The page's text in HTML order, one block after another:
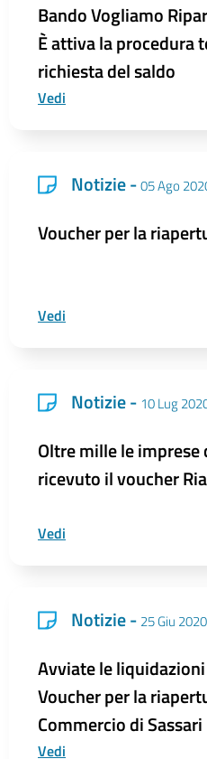
Bando Vogliamo
È attiva la procedura
richiesta del saldo
Vedi
Notizie -05 Ago
Voucher per la
Vedi
Notizie - 10 Lug
Oltre mille le imprese
ricevuto il voucher
Vedi
Notizie - 25 Giu 2020
Avviate le
Voucher per la
Commercio di Sassari
Vedi